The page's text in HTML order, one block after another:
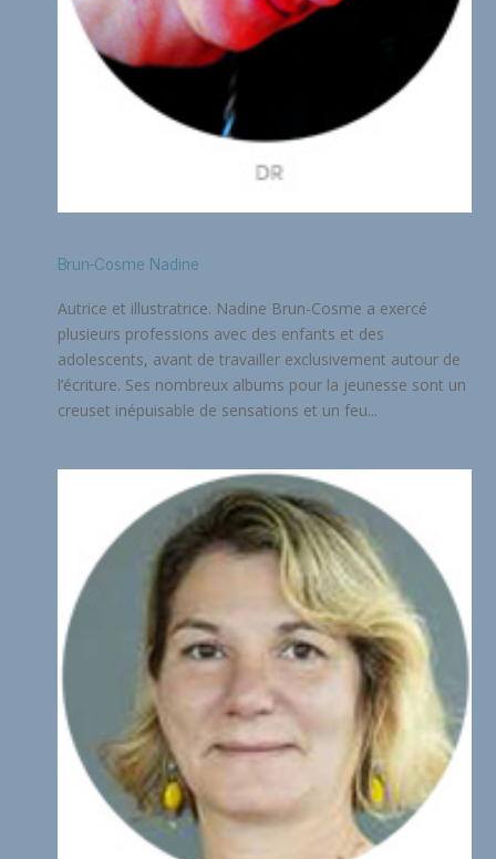
Brun-Cosme Nadine
Autrice et illustratrice. Nadine Brun-Cosme a exercé
plusieurs professions avec des enfants et des
adolescents, avant de travailler exclusivement autour de
l’écriture. Ses nombreux albums pour la jeunesse sont un
creuset inépuisable de sensations et un feu...